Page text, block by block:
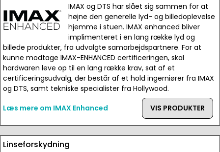
IMAX og DTS har slået sig sammen for at
højne den generelle lyd- og billedoplevelse
hjemme i stuen. IMAX enhanced bliver
implimenteret i en lang række lyd og
billede produkter, fra udvalgte samarbejdspartnere. For at
kunne modtage IMAX-ENHANCED certificeringen, skal
hardwaren leve op til en lang række krav, sat af et
certificeringsudvalg, der består af et hold ingerniører fra IMAX
og DTS, samt tekniske specialister fra Hollywood.
Læs mere om IMAX Enhanced
VIS PRODUKTER
Linseforskydning